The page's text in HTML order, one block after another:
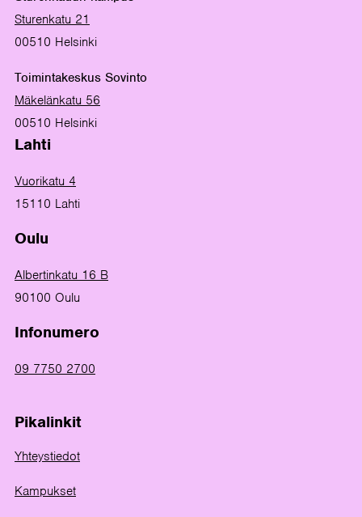
Sturenkatu 21
00510 Helsinki
Toimintakeskus Sovinto
Mäkelänkatu 56
00510 Helsinki
Lahti
Vuorikatu 4
15110 Lahti
Oulu
Albertinkatu 16 B
90100 Oulu
Infonumero
09 7750 2700
Pikalinkit
Yhteystiedot
Kampukset